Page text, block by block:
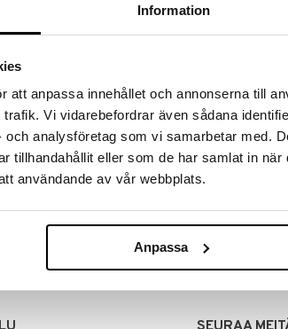
Information
att anpassa innehållet och annonserna till
Vi vidarebefordrar även sådana
analysföretag som vi samarbetar med.
tillhandahållit eller som de har samlat in
användande av vår webbplats.
Anpassa
EDULLISET
Voit olla varma,